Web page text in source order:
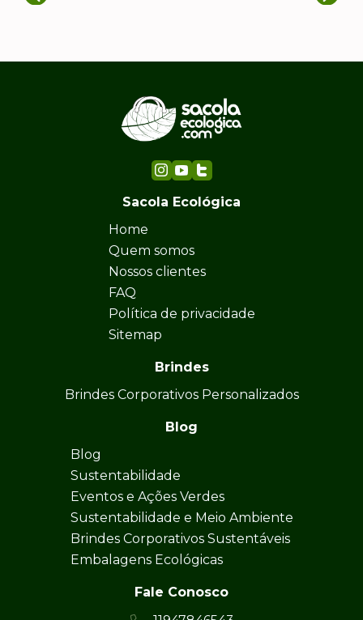
Sacola Ecológica
Home
Quem somos
Nossos clientes
FAQ
Política de privacidade
Sitemap
Brindes
Brindes Corporativos Personalizados
Blog
Blog
Sustentabilidade
Eventos e Ações Verdes
Sustentabilidade e Meio Ambiente
Brindes Corporativos Sustentáveis
Embalagens Ecológicas
Fale Conosco